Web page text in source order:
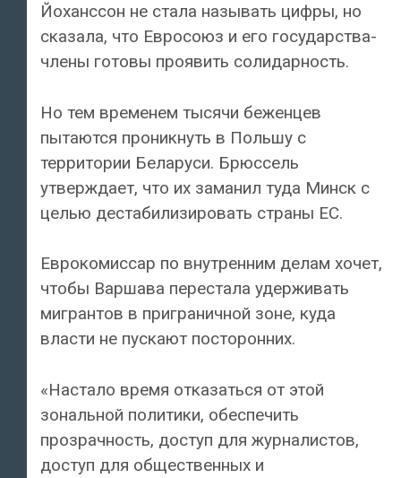
Йоханссон не стала называть цифры, но
сказала, что Евросоюз и его государства-
члены готовы проявить солидарность.
Но тем временем тысячи беженцев
пытаются проникнуть в Польшу с
территории Беларуси. Брюссель
утверждает, что их заманил туда Минск с
целью дестабилизировать страны ЕС.
Еврокомиссар по внутренним делам хочет,
чтобы Варшава перестала удерживать
мигрантов в приграничной зоне, куда
власти не пускают посторонних.
«Настало время отказаться от этой
зональной политики, обеспечить
прозрачность, доступ для журналистов,
доступ для общественных и